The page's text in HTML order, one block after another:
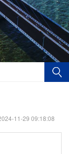
11-29 09:18:08